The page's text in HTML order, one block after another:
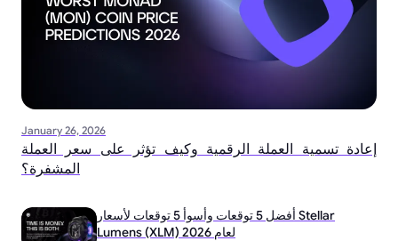
January 26, 2026
إعادة تسمية العملة الرقمية وكيف تؤثر على سعر العملة
المشفرة؟
أفضل 5 توقعات وأسوأ 5 توقعات لأسعار Stellar
Lumens (XLM) لعام 2026